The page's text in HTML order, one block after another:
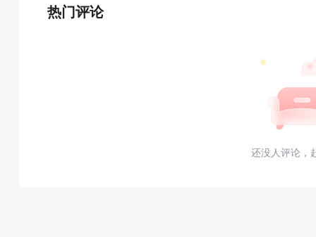
热门评论
还没人评论，